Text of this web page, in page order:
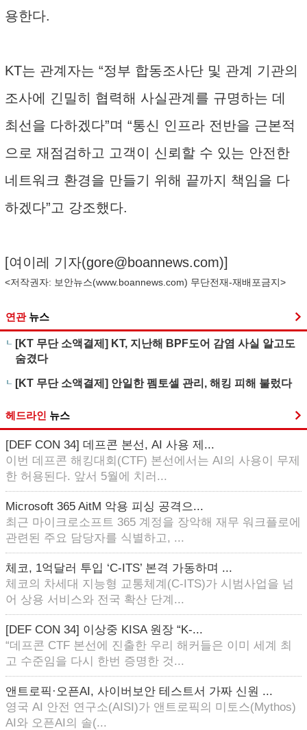
용한다.
KT는 관계자는 “정부 합동조사단 및 관계 기관의
조사에 긴밀히 협력해 사실관계를 규명하는 데
최선을 다하겠다”며 “통신 인프라 전반을 근본적
으로 재점검하고 고객이 신뢰할 수 있는 안전한
네트워크 환경을 만들기 위해 끝까지 책임을 다
하겠다”고 강조했다.
[여이레 기자(gore@boannews.com)]
<저작권자: 보안뉴스(www.boannews.com) 무단전재-재배포금지>
연관 뉴스
[KT 무단 소액결제] KT, 지난해 BPF도어 감염 사실 알고도
숨겼다
[KT 무단 소액결제] 안일한 펨토셀 관리, 해킹 피해 불렀다
헤드라인 뉴스
[DEF CON 34] 데프콘 본선, AI 사용 제...
이번 데프콘 해킹대회(CTF) 본선에서는 AI의 사용이 무제
한 허용된다. 앞서 5월에 치러...
Microsoft 365 AitM 악용 피싱 공격으...
최근 마이크로소프트 365 계정을 장악해 재무 워크플로에
관련된 주요 담당자를 식별하고, ...
체코, 1억달러 투입 ‘C-ITS’ 본격 가동하며 ...
체코의 차세대 지능형 교통체계(C-ITS)가 시범사업을 넘
어 상용 서비스와 전국 확산 단계...
[DEF CON 34] 이상중 KISA 원장 “K-...
“데프콘 CTF 본선에 진출한 우리 해커들은 이미 세계 최
고 수준임을 다시 한번 증명한 것...
앤트로픽·오픈AI, 사이버보안 테스트서 가짜 신원 ...
영국 AI 안전 연구소(AISI)가 앤트로픽의 미토스(Mythos)
AI와 오픈AI의 솔(...